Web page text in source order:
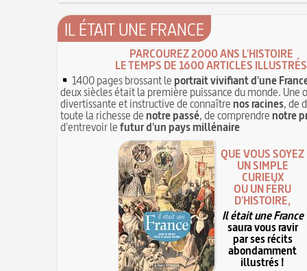
IL ÉTAIT UNE FRANCE
PARCOUREZ 2000 ANS L'HISTOIRE
LE TEMPS DE 1600 ARTICLES ILLUSTRÉS
1400 pages brossant leportrait vivifiant d'une
deux siècles était la première puissance du monde. Une
divertissante et instructive de connaîtrenos racines, de
toute la richesse denotre passé, de comprendrenotre
d'entrevoir lefutur d'un pays millénaire
QUE VOUS SOYEZ
UN SIMPLE
CURIEUX
OU UN FÉRU
D'HISTOIRE,
Il était une France
saura vous ravir
par ses récits
abondamment
illustrés !